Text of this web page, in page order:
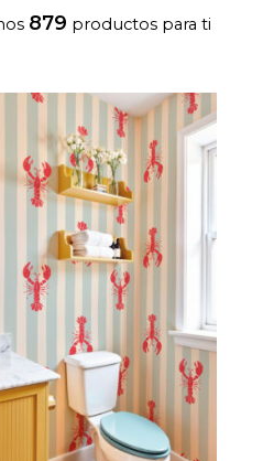
879 productos para ti